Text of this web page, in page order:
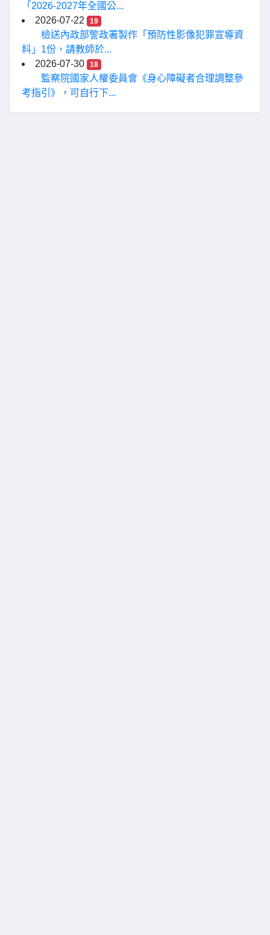
「2026-2027年全國公...
2026-07-22
19
檢送內政部警政署製作「預防性影像犯罪宣導資
料」1份，請教師於...
2026-07-30
18
監察院國家人權委員會《身心障礙者合理調整參
考指引》，可自行下...